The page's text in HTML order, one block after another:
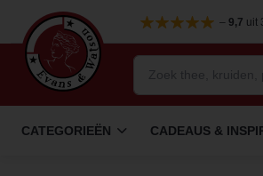
– 9,7 uit
CATEGORIEËN CADEAUS &